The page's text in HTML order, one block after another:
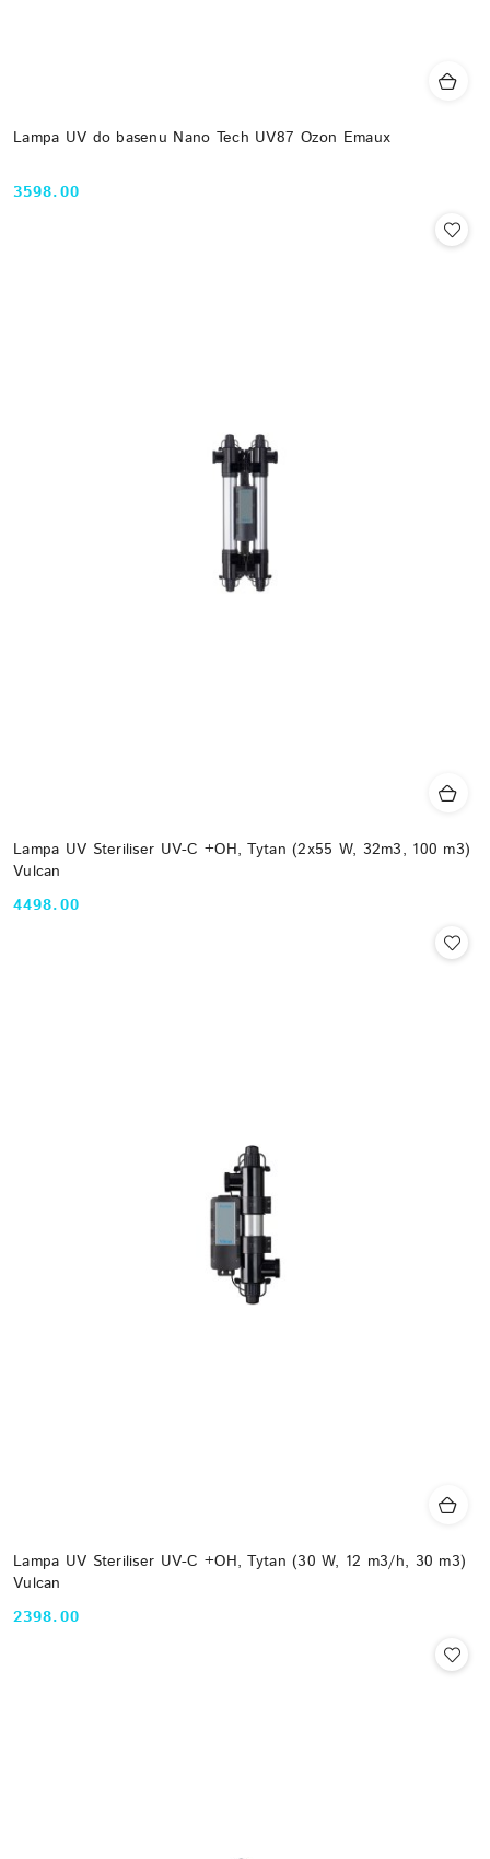
Lampa UV do basenu Nano Tech UV87 Ozon Emaux
Cena:
3598.00
Lampa UV Steriliser UV-C +OH, Tytan (2x55 W, 32m3, 100 m3)
Vulcan
Cena:
4498.00
Lampa UV Steriliser UV-C +OH, Tytan (30 W, 12 m3/h, 30 m3)
Vulcan
Cena:
2398.00